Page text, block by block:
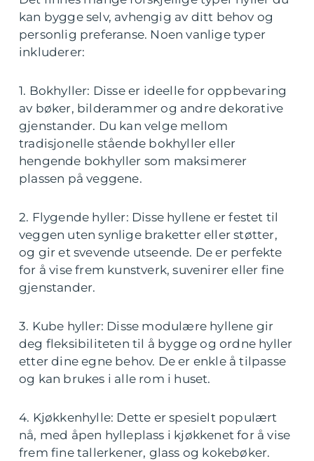
kan bygge selv, avhengig av ditt behov og
personlig preferanse. Noen vanlige typer
inkluderer:
1. Bokhyller: Disse er ideelle for oppbevaring
av bøker, bilderammer og andre dekorative
gjenstander. Du kan velge mellom
tradisjonelle stående bokhyller eller
hengende bokhyller som maksimerer
plassen på veggene.
2. Flygende hyller: Disse hyllene er festet til
veggen uten synlige braketter eller støtter,
og gir et svevende utseende. De er perfekte
for å vise frem kunstverk, suvenirer eller fine
gjenstander.
3. Kube hyller: Disse modulære hyllene gir
deg fleksibiliteten til å bygge og ordne hyller
etter dine egne behov. De er enkle å tilpasse
og kan brukes i alle rom i huset.
4. Kjøkkenhylle: Dette er spesielt populært
nå, med åpen hylleplass i kjøkkenet for å vise
frem fine tallerkener, glass og kokebøker.